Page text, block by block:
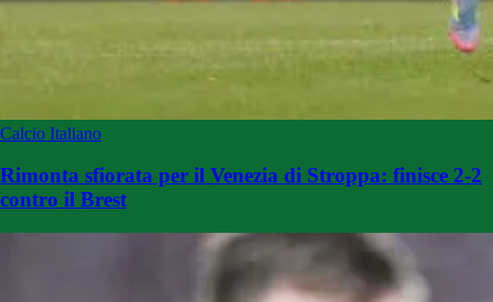
Calcio Italiano
Rimonta sfiorata per il Venezia di Stroppa: finisce 2-2
contro il Brest